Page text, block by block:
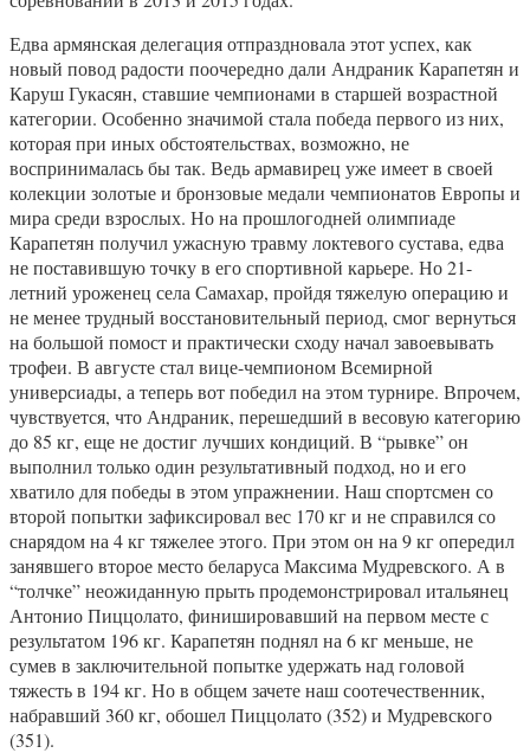
Едва армянская делегация отпраздновала этот успех, как
новый повод радости поочередно дали Андраник Карапетян и
Каруш Гукасян, ставшие чемпионами в старшей возрастной
категории. Особенно значимой стала победа первого из них,
которая при иных обстоятельствах, возможно, не
воспринималась бы так. Ведь армавирец уже имеет в своей
колекции золотые и бронзовые медали чемпионатов Европы и
мира среди взрослых. Но на прошлогодней олимпиаде
Карапетян получил ужасную травму локтевого сустава, едва
не поставившую точку в его спортивной карьере. Но 21-
летний уроженец села Самахар, пройдя тяжелую операцию и
не менее трудный восстановительный период, смог вернуться
на большой помост и практически сходу начал завоевывать
трофеи. В августе стал вице-чемпионом Всемирной
универсиады, а теперь вот победил на этом турнире. Впрочем,
чувствуется, что Андраник, перешедший в весовую категорию
до 85 кг, еще не достиг лучших кондиций. В “рывке” он
выполнил только один результативный подход, но и его
хватило для победы в этом упражнении. Наш спортсмен со
второй попытки зафиксировал вес 170 кг и не справился со
снарядом на 4 кг тяжелее этого. При этом он на 9 кг опередил
занявшего второе место беларуса Максима Мудревского. А в
“толчке” неожиданную прыть продемонстрировал итальянец
Антонио Пиццолато, финишировавший на первом месте с
результатом 196 кг. Карапетян поднял на 6 кг меньше, не
сумев в заключительной попытке удержать над головой
тяжесть в 194 кг. Но в общем зачете наш соотечественник,
набравший 360 кг, обошел Пиццолато (352) и Мудревского
(351).